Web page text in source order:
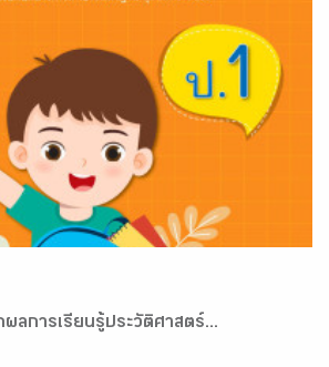
ผลการเรียนรู้ประวัติศาสตร์...